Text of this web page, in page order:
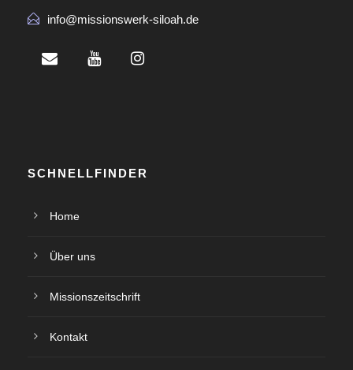
info@missionswerk-siloah.de
SCHNELLFINDER
Home
Über uns
Missionszeitschrift
Kontakt